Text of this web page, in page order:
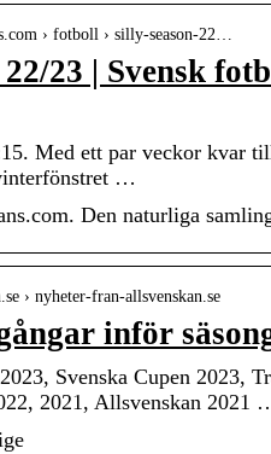
› fotboll › silly-season-22…
23 | Svensk
Med ett par veckor kvar
…
Den naturliga
› nyheter-fran-allsvenskan.se
inför
Svenska Cupen 2023,
2021, Allsvenskan 2021